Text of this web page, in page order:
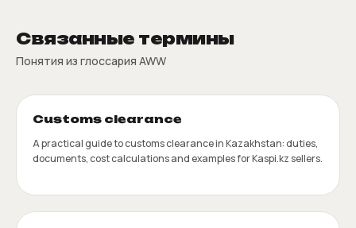
Связанные термины
Понятия из глоссария AWW
Customs clearance
A practical guide to customs clearance in Kazakhstan: duties,
documents, cost calculations and examples for Kaspi.kz sellers.